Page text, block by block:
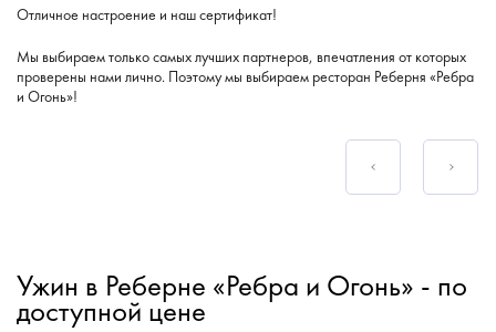
Отличное настроение и наш сертификат!
Мы выбираем только самых лучших партнеров, впечатления от которых
проверены нами лично. Поэтому мы выбираем ресторан Реберня «Ребра
и Огонь»!
Ужин в Реберне «Ребра и Огонь» - по
доступной цене